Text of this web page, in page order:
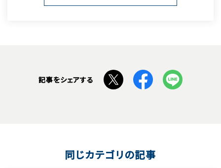
記事をシェアする
同じカテゴリの記事